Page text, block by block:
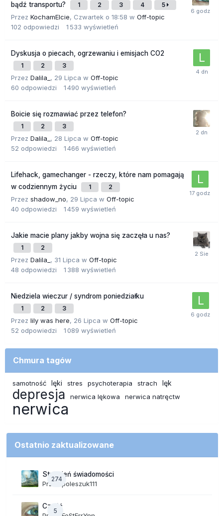
bądź transportu?
1 2 3 4 5
Przez KochamElcie, Czwartek o 18:58 w Off-topic
102 odpowiedzi 1 533 wyświetleń
Dyskusja o piecach, ogrzewaniu i emisjach CO2
1 2 3
Przez Dalila_ , 29 Lipca w Off-topic
60 odpowiedzi 1 490 wyświetleń
Boicie się rozmawiać przez telefon?
1 2 3
Przez Dalila_ , 28 Lipca w Off-topic
52 odpowiedzi 1 466 wyświetleń
Lifehack, gamechanger - rzeczy, które nam pomagają
w codziennym życiu
1 2
Przez shadow_no, 29 Lipca w Off-topic
40 odpowiedzi 1 459 wyświetleń
Jakie macie plany jakby wojna się zaczęła u nas?
1 2
Przez Dalila_ , 31 Lipca w Off-topic
48 odpowiedzi 1 388 wyświetleń
Niedziela wieczur / syndrom poniedziałku
1 2 3
Przez lily was here, 26 Lipca w Off-topic
52 odpowiedzi 1 089 wyświetleń
Chmura tagów
samotność lęki stres psychoterapia strach lęk
depresja nerwica lękowa nerwica natręctw
nerwica
Ostatnio zaktualizowane
274
Strumień świadomości
Przezpoleszuk111
5
Cześć